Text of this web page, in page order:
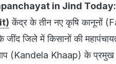
in Jind Today:
केंद्र के तीन नए कृषि कानूनों
जींद जिले में किसानों की
(Kandela Khaap) के प्रमुख